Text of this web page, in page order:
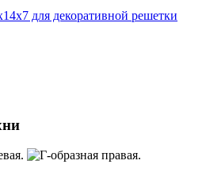
для декоративной решетки